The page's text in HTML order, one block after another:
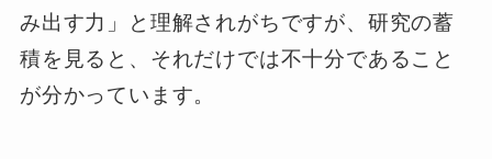
み出す力」と理解されがちですが、研究の蓄
積を見ると、それだけでは不十分であること
が分かっています。